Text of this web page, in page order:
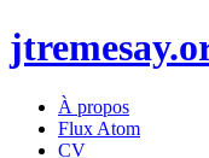
À propos
Flux Atom
CV